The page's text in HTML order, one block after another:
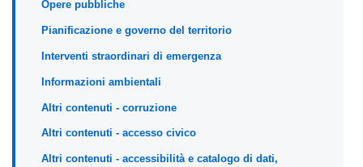
Opere pubbliche
Pianificazione e governo del territorio
Interventi straordinari di emergenza
Informazioni ambientali
Altri contenuti - corruzione
Altri contenuti - accesso civico
Altri contenuti - accessibilità e catalogo di dati,